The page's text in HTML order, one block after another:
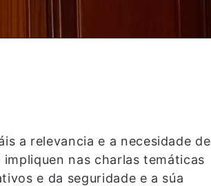
a relevancia e a necesidade de
nas charlas temáticas
e da seguridade e a súa